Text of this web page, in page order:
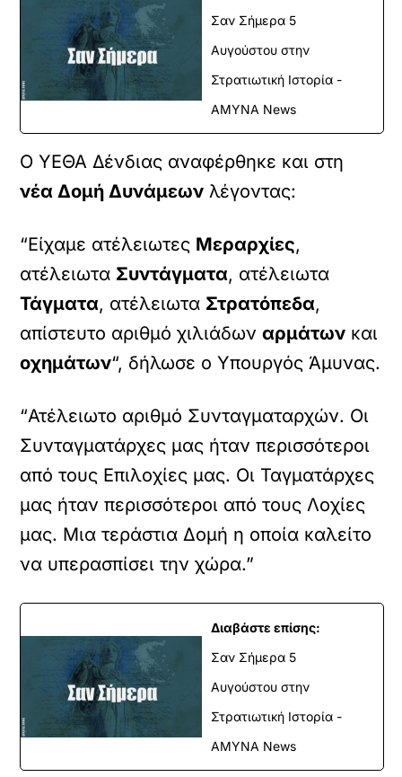
Σαν Σήμερα 5
Αυγούστου στην
Στρατιωτική Ιστορία -
ΑΜΥΝΑ News
Ο ΥΕΘΑ Δένδιας αναφέρθηκε και στη
νέα Δομή Δυνάμεων λέγοντας:
“Είχαμε ατέλειωτες Μεραρχίες,
ατέλειωτα Συντάγματα, ατέλειωτα
Τάγματα, ατέλειωτα Στρατόπεδα,
απίστευτο αριθμό χιλιάδωναρμάτων και
οχημάτων“, δήλωσε ο Υπουργός Άμυνας.
“Ατέλειωτο αριθμό Συνταγματαρχών. Οι
Συνταγματάρχες μας ήταν περισσότεροι
από τους Επιλοχίες μας. Οι Ταγματάρχες
μας ήταν περισσότεροι από τους Λοχίες
μας. Μια τεράστια Δομή η οποία καλείτο
να υπερασπίσει την χώρα.”
Διαβάστε επίσης:
Σαν Σήμερα 5
Αυγούστου στην
Στρατιωτική Ιστορία -
ΑΜΥΝΑ News